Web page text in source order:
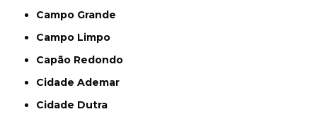
Campo Grande
Campo Limpo
Capão Redondo
Cidade Ademar
Cidade Dutra